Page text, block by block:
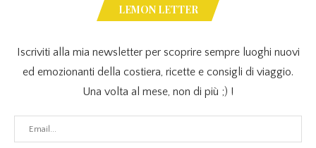
LEMON LETTER
Iscriviti alla mia newsletter per scoprire sempre luoghi nuovi
ed emozionanti della costiera, ricette e consigli di viaggio.
Una volta al mese, non di più ;) !